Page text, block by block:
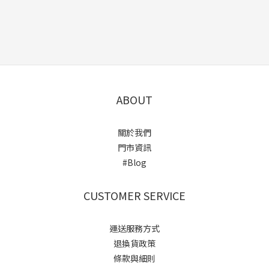
ABOUT
關於我們
門市資訊
#Blog
CUSTOMER SERVICE
運送服務方式
退換貨政策
條款與細則